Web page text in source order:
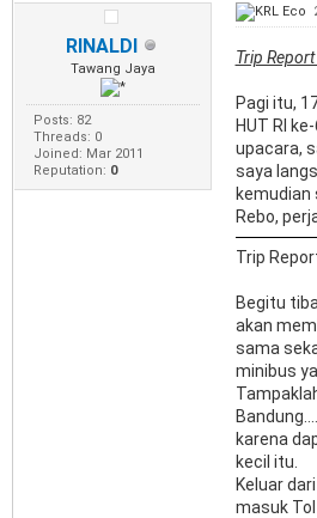
RINALDI
Tawang Jaya
Posts: 82
Threads: 0
Joined: Mar 2011
Reputation: 0
Trip
Pagi itu,
HUT RI
upacara,
saya
kemudian
Rebo,
Trip
Begitu
akan
sama
minibus
karena
kecil itu.
Keluar
masuk